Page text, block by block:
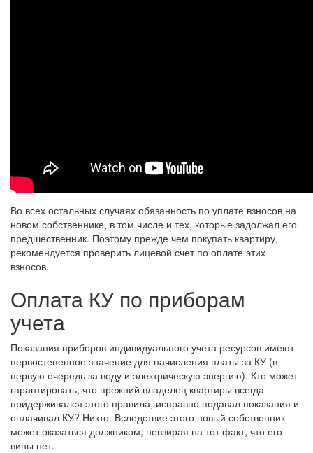
Во всех остальных случаях обязанность по уплате взносов на
новом собственнике, в том числе и тех, которые задолжал его
предшественник. Поэтому прежде чем покупать квартиру,
рекомендуется проверить лицевой счет по оплате этих
взносов.
Оплата КУ по приборам
учета
Показания приборов индивидуального учета ресурсов имеют
первостепенное значение для начисления платы за КУ (в
первую очередь за воду и электрическую энергию). Кто может
гарантировать, что прежний владелец квартиры всегда
придерживался этого правила, исправно подавал показания и
оплачивал КУ? Никто. Вследствие этого новый собственник
может оказаться должником, невзирая на тот факт, что его
вины нет.